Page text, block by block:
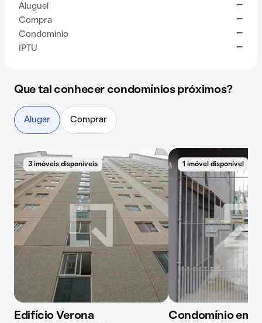
Aluguel -
Compra -
Condomínio -
IPTU -
Que tal conhecer condomínios próximos?
Alugar Comprar
3 imóveis disponíveis
Edifício Verona
1 imóvel disponível
Condomínio em